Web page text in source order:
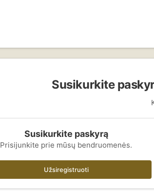
Susikurkite
Susikurkite paskyrą
Prisijunkite prie mūsų bendruomenės.
Užsiregistruoti